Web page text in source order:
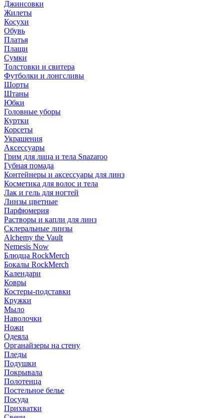
Джинсовки
Жилеты
Косухи
Обувь
Платья
Плащи
Сумки
Толстовки и свитера
Футболки и лонгсливы
Шорты
Штаны
Юбки
Головные уборы
Куртки
Корсеты
Украшения
Аксессуары
Грим для лица и тела Snazaroo
Губная помада
Контейнеры и аксессуары для линз
Косметика для волос и тела
Лак и гель для ногтей
Линзы цветные
Парфюмерия
Растворы и капли для линз
Склеральные линзы
Alchemy the Vault
Nemesis Now
Блюдца RockMerch
Бокалы RockMerch
Календари
Ковры
Костеры-подставки
Кружки
Мыло
Наволочки
Ножи
Одеяла
Органайзеры на стену
Пледы
Подушки
Покрывала
Полотенца
Постельное белье
Посуда
Прихватки